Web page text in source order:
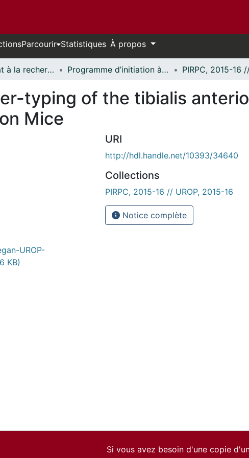
Parcourir Statistiques À propos
Vice-rectorat à la recherche // Office of the V-P, Research Programme d’initiation à la recherche au premier cycle (PIRPC) // Undergraduate Research Opportunity Program (UROP)
typing of the tibialis
Mice
UROP-
KB)
URI
http://hdl.handle.net/10393/34640
Collections
PIRPC, 2015-16 // UROP, 2015-16
Notice complète
Si vous avez besoin d'une copie